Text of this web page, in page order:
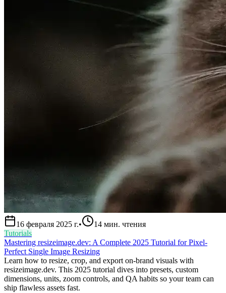
16 февраля 2025 г.• 14 мин. чтения
Tutorials
Mastering resizeimage.dev: A Complete 2025 Tutorial for Pixel-
Perfect Single Image Resizing
Learn how to resize, crop, and export on-brand visuals with
resizeimage.dev. This 2025 tutorial dives into presets, custom
dimensions, units, zoom controls, and QA habits so your team can
ship flawless assets fast.